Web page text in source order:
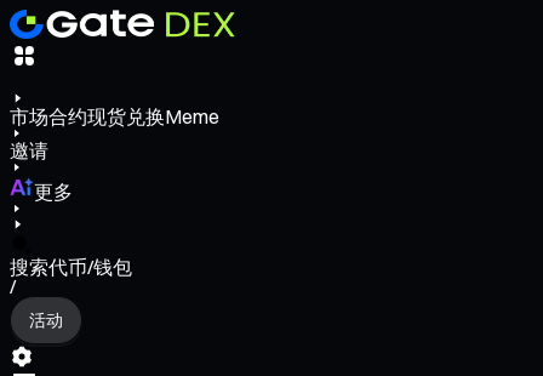
市场合约现货兑换Meme
邀请
更多
搜索代币/钱包
/
活动